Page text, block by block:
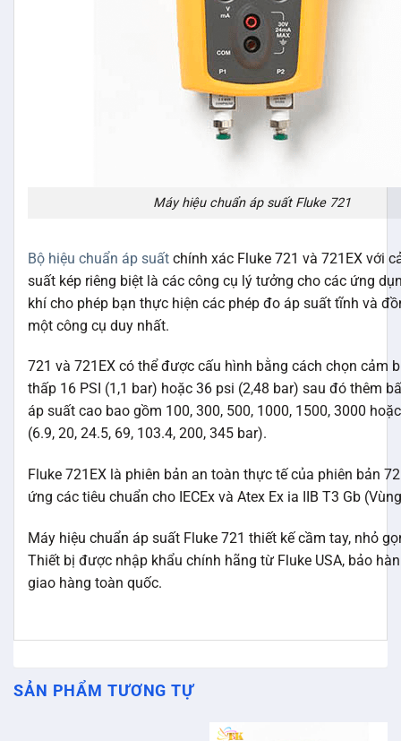
Máy hiệu chuẩn áp suất Fluke 721
Bộ hiệu chuẩn áp suất chính xác Fluke 721 và 721EX với
suất kép riêng biệt là các công cụ lý tưởng cho các ứng
khí cho phép bạn thực hiện các phép đo áp suất tĩnh và
một công cụ duy nhất.
721 và 721EX có thể được cấu hình bằng cách chọn cảm
thấp 16 PSI (1,1 bar) hoặc 36 psi (2,48 bar) sau đó thêm
áp suất cao bao gồm 100, 300, 500, 1000, 1500, 3000
(6.9, 20, 24.5, 69, 103.4, 200, 345 bar).
Fluke 721EX là phiên bản an toàn thực tế của phiên bản
ứng các tiêu chuẩn cho IECEx và Atex Ex ia IIB T3 Gb
Máy hiệu chuẩn áp suất Fluke 721 thiết kế cầm tay, nhỏ
Thiết bị được nhập khẩu chính hãng từ Fluke USA, bảo
giao hàng toàn quốc.
SẢN PHẨM TƯƠNG TỰ